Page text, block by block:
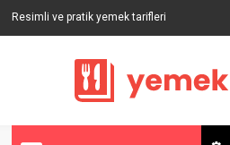
Resimli ve pratik yemek tarifleri